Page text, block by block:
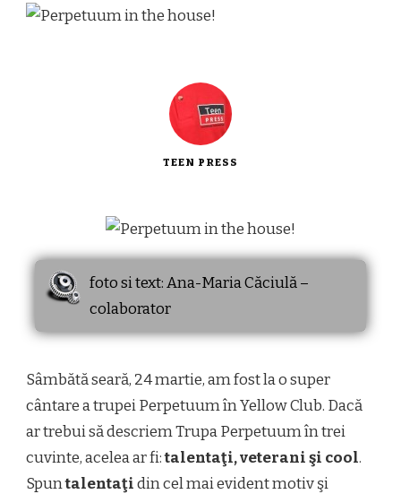
TEEN PRESS
foto si text: Ana-Maria Căciulă –
colaborator
Sâmbătă seară, 24 martie, am fost la o super
cântare a trupei Perpetuum în Yellow Club. Dacă
ar trebui să descriem Trupa Perpetuum în trei
cuvinte, acelea ar fi:talentaţi, veterani şi cool.
Spuntalentaţidin cel mai evident motiv şi